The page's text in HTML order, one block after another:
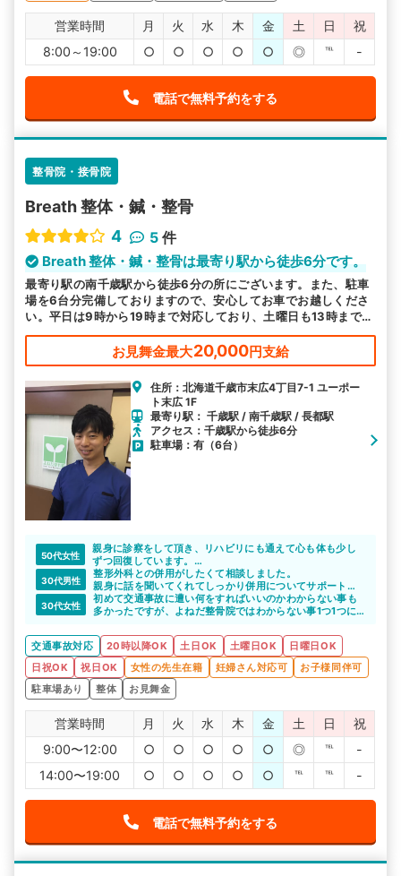
営業時間 月 火 水 木 金 土 日
祝
8:00～19:00
○ ○ ○ ○ ○ ◎ ℡ -
電話で無料予約をする
整骨院・接骨院
Breath 整体・鍼・整骨
4
5 件
Breath 整体・鍼・整骨は最寄り駅から徒歩6分です。
最寄り駅の南千歳駅から徒歩6分の所にございます。また、駐車
場を6台分完備しておりますので、安心してお車でお越しくださ
い。平日は9時から19時まで対応しており、土曜日も13時まで受
付ております。
お見舞金最大20,000円支給
住所：北海道千歳市末広4丁目7-1 ユーポー
ト末広 1F
最寄り駅： 千歳駅 / 南千歳駅 / 長都駅
アクセス：千歳駅から徒歩6分
駐車場：有（6台）
50代女性
親身に診察をして頂き、リハビリにも通えて心も体も少し
ずつ回復しています。
大変満足しています。
30代男性
整形外科との併用がしたくて相談しました。
親身に話を聞いてくれてしっかり併用についてサポートし
てもらえました。
30代女性
初めて交通事故に遭い何をすればいいのかわからない事も
多かったですが、よねだ整骨院ではわからない事1つ1つに
施術も痛いのが苦手と伝えるとやさしく対応してくれてリ
ラックスしながら通院する事ができました。
交通事故対応 20時以降OK 土日OK 土曜日OK
日曜日OK
日祝OK
祝日OK 女性の先生在籍 妊婦さん対応可
お子様同伴可
駐車場あり
整体 お見舞金
営業時間 月 火 水 木 金 土 日
祝
9:00〜12:00
○ ○ ○ ○ ○ ◎ ℡
-
14:00〜19:00
○ ○ ○ ○ ○ ℡ ℡ -
電話で無料予約をする